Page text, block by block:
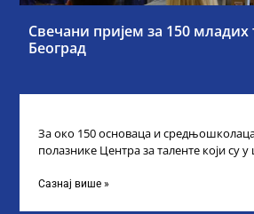
Свечани пријем за 150 младих
Београд
За око 150 основаца и
полазнике Центра за таленте који су у
Сазнај више »